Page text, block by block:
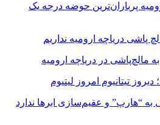
پرباران‌ترین حوضه‌ درجه یک
پاشی دریاچه ارومیه نداریم
در دریاچه ارومیه
تیتانیوم امروز لیتیوم
به “هارپ” و عقیم‌سازی ابرها ندارد